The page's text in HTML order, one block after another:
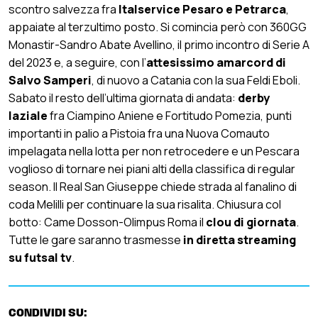
scontro salvezza fra Italservice Pesaro e Petrarca,
appaiate al terzultimo posto. Si comincia però con 360GG
Monastir-Sandro Abate Avellino, il primo incontro di Serie A
del 2023 e, a seguire, con l’attesissimo amarcord di
Salvo Samperi, di nuovo a Catania con la sua Feldi Eboli.
Sabato il resto dell’ultima giornata di andata: derby
lazialefra Ciampino Aniene e Fortitudo Pomezia, punti
importanti in palio a Pistoia fra una Nuova Comauto
impelagata nella lotta per non retrocedere e un Pescara
voglioso di tornare nei piani alti della classifica di regular
season. Il Real San Giuseppe chiede strada al fanalino di
coda Melilli per continuare la sua risalita. Chiusura col
botto: Came Dosson-Olimpus Roma il clou di giornata.
Tutte le gare saranno trasmesse in diretta streaming
su futsal tv.
CONDIVIDI SU: